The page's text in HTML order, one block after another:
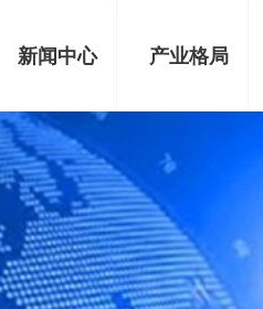
新闻中心 产业格局